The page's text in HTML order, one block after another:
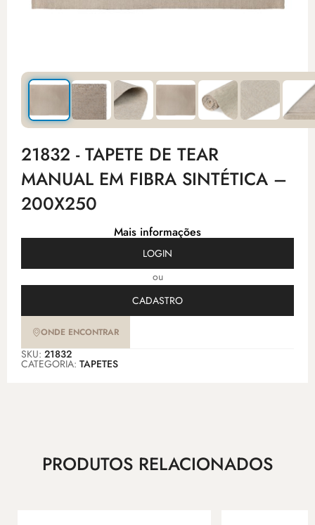
21832 - TAPETE DE TEAR
MANUAL EM FIBRA SINTÉTICA –
200X250
Mais informações
LOGIN
ou
CADASTRO
ONDE ENCONTRAR
SKU: 21832
CATEGORIA: TAPETES
PRODUTOS RELACIONADOS